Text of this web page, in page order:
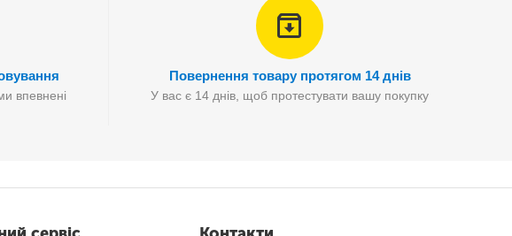
впевнені
Повернення товару протягом 14 днів
У вас є 14 днів, щоб протестувати вашу покупку